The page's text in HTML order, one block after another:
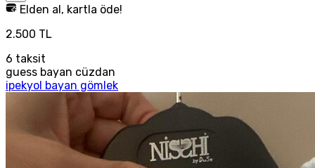
Elden al, kartla öde!
2.500 TL
6 taksit
guess bayan cüzdan
ipekyol bayan gömlek